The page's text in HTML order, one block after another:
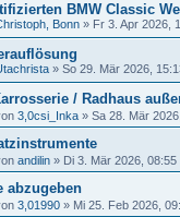
BMW Classic
Bonn » Fr 3. Apr 2026,
» So 29. Mär 2026,
/ Radhaus
3,0csi_Inka » Sa 28. Mär
andilin » Di 3. Mär 2026, 08:55
abzugeben
3,01990 » Mi 25. Feb 2026,